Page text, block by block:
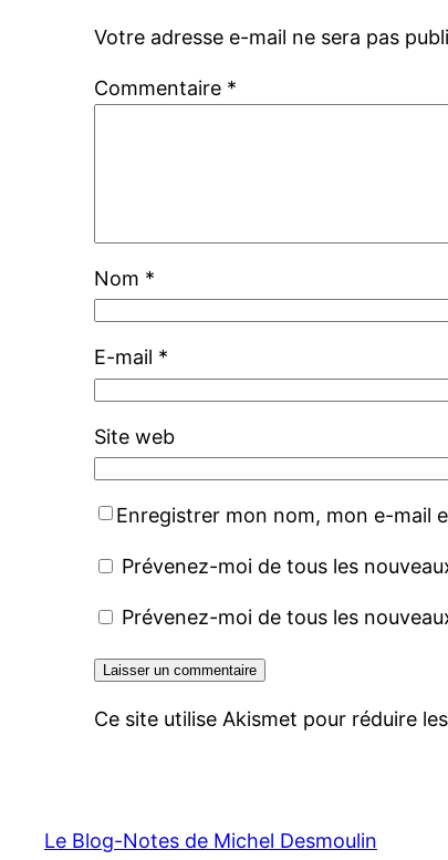
Votre adresse e-mail ne sera pas
Commentaire *
Nom *
E-mail *
Site web
Enregistrer mon nom, mon e-mail
Prévenez-moi de tous les
Prévenez-moi de tous les
Ce site utilise Akismet pour réduire
Le Blog-Notes de Michel Desmoulin